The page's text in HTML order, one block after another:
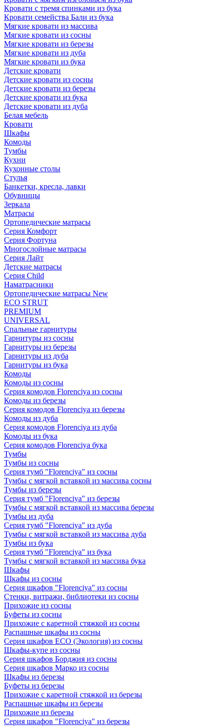
Кровати с тремя спинками из бука
Кровати семейства Бали из бука
Мягкие кровати из массива
Мягкие кровати из сосны
Мягкие кровати из березы
Мягкие кровати из дуба
Мягкие кровати из бука
Детские кровати
Детские кровати из сосны
Детские кровати из березы
Детские кровати из бука
Детские кровати из дуба
Белая мебель
Кровати
Шкафы
Комоды
Тумбы
Кухни
Кухонные столы
Стулья
Банкетки, кресла, лавки
Обувницы
Зеркала
Матрасы
Ортопедические матрасы
Серия Комфорт
Серия Фортуна
Многослойные матрасы
Серия Лайт
Детские матрасы
Серия Child
Наматрасники
Ортопедические матрасы New
ECO STRUT
PREMIUM
UNIVERSAL
Спальные гарнитуры
Гарнитуры из сосны
Гарнитуры из березы
Гарнитуры из дуба
Гарнитуры из бука
Комоды
Комоды из сосны
Серия комодов Florenciya из сосны
Комоды из березы
Серия комодов Florenciya из березы
Комоды из дуба
Серия комодов Florenciya из дуба
Комоды из бука
Серия комодов Florenciya бука
Тумбы
Тумбы из сосны
Серия тумб "Florenciya" из сосны
Тумбы с мягкой вставкой из массива сосны
Тумбы из березы
Серия тумб "Florenciya" из березы
Тумбы с мягкой вставкой из массива березы
Тумбы из дуба
Серия тумб "Florenciya" из дуба
Тумбы с мягкой вставкой из массива дуба
Тумбы из бука
Серия тумб "Florenciya" из бука
Тумбы с мягкой вставкой из массива бука
Шкафы
Шкафы из сосны
Серия шкафов "Florenciya" из сосны
Стенки, витражи, библиотеки из сосны
Прихожие из сосны
Буфеты из сосны
Прихожие с каретной стяжкой из сосны
Распашные шкафы из сосны
Серия шкафов ECO (Экология) из сосны
Шкафы-купе из сосны
Серия шкафов Борджия из сосны
Серия шкафов Марко из сосны
Шкафы из березы
Буфеты из березы
Прихожие с каретной стяжкой из березы
Распашные шкафы из березы
Прихожие из березы
Серия шкафов "Florenciya" из березы